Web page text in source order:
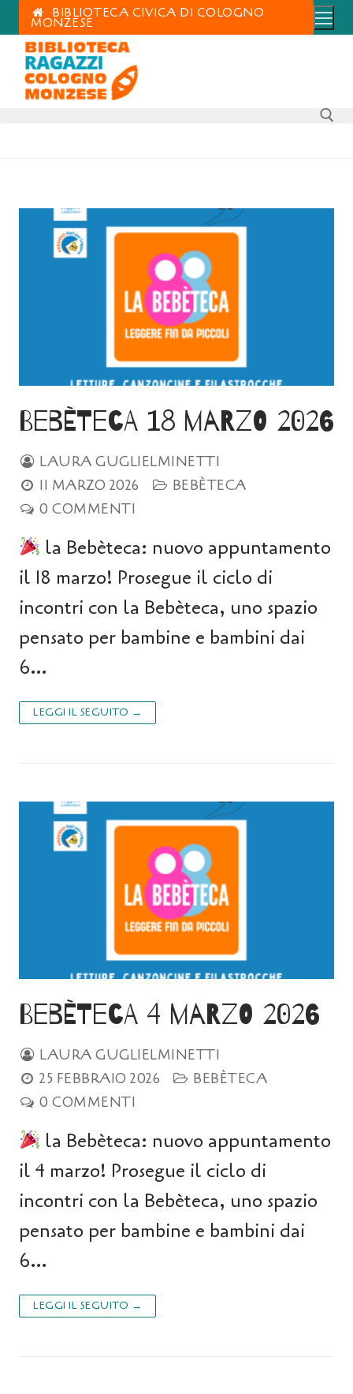
BIBLIOTECA CIVICA DI COLOGNO
MONZESE
Bebèteca 18 marzo 2026
LAURA GUGLIELMINETTI
11 MARZO 2026
BEBÈTECA
0 COMMENTI
la Bebèteca: nuovo appuntamento
il 18 marzo! Prosegue il ciclo di
incontri con la Bebèteca, uno spazio
pensato per bambine e bambini dai
6…
LEGGI IL SEGUITO →
Bebèteca 4 marzo 2026
LAURA GUGLIELMINETTI
25 FEBBRAIO 2026
BEBÈTECA
0 COMMENTI
la Bebèteca: nuovo appuntamento
il 4 marzo! Prosegue il ciclo di
incontri con la Bebèteca, uno spazio
pensato per bambine e bambini dai
6…
LEGGI IL SEGUITO →